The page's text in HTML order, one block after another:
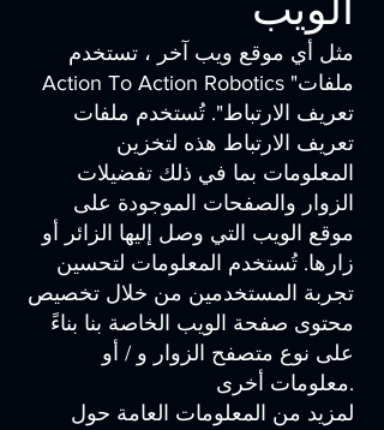
مثل أي موقع ويب آخر ، تستخدم
Action To Action Robotics "ملفات
تعريف الارتباط". تُستخدم ملفات
تعريف الارتباط هذه لتخزين
المعلومات بما في ذلك تفضيلات
الزوار والصفحات الموجودة على
موقع الويب التي وصل إليها الزائر أو
زارها. تُستخدم المعلومات لتحسين
تجربة المستخدمين من خلال تخصيص
محتوى صفحة الويب الخاصة بنا بناءً
على نوع متصفح الزوار و / أو
معلومات أخرى.
لمزيد من المعلومات العامة حول